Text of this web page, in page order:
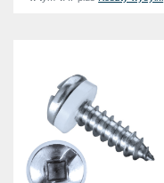
14,8 mm
15,2 mm
15,8 mm
16,2 mm